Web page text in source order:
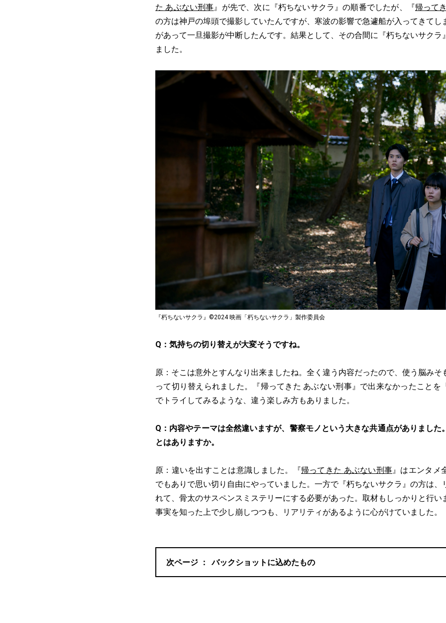
た あぶない刑事』が先で、次に『朽ちないサクラ』の順番でしたが、『帰って
の方は神戸の埠頭で撮影していたんですが、寒波の影響で急遽船が入ってきてし
があって一旦撮影が中断したんです。結果として、その合間に『朽ちないサクラ
ました。
『朽ちないサクラ』©2024 映画「朽ちないサクラ」製作委員会
Q：気持ちの切り替えが大変そうですね。
原：そこは意外とすんなり出来ましたね。全く違う内容だったので、使う脳みそ
って切り替えられました。『帰ってきた あぶない刑事』で出来なかったことを
でトライしてみるような、違う楽しみ方もありました。
Q：内容やテーマは全然違いますが、警察モノという大きな共通点がありました
とはありますか。
原：違いを出すことは意識しました。『帰ってきた あぶない刑事』はエンタメ
でもありで思い切り自由にやっていました。一方で『朽ちないサクラ』の方は、
れて、骨太のサスペンスミステリーにする必要があった。取材もしっかりと行い
事実を知った上で少し崩しつつも、リアリティがあるように心がけていました。
バックショットに込めたもの